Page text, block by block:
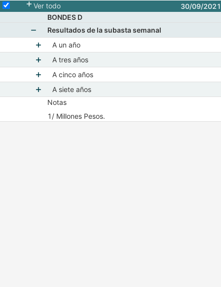
Selecciona o desmarca todas las series
Ver todo
30/09/2021
BONDES D
Mostrar elementos de Resultados de la subasta
Resultados de la subasta semanal
Mostrar elementos de A un año
A un año
Mostrar elementos de A tres años
A tres años
Mostrar elementos de A cinco años
A cinco años
Mostrar elementos de A siete años
A siete años
Notas
1/ Millones Pesos.